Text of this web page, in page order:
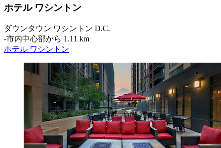
ホテル ワシントン
ダウンタウン ワシントン D.C.
‐市内中心部から 1.11 km
ホテル ワシントン